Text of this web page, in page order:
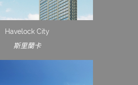
Havelock City
斯里蘭卡